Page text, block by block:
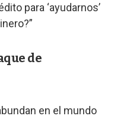
para ‘ayudarnos’
de
en el mundo